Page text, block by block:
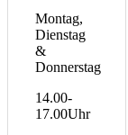
Montag,
Dienstag
&
Donnerstag
14.00-
17.00Uhr